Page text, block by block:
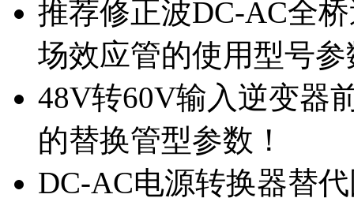
推荐修正波DC-AC全
场效应管的使用型号参
48V转60V输入逆变器
的替换管型参数！
DC-AC电源转换器替